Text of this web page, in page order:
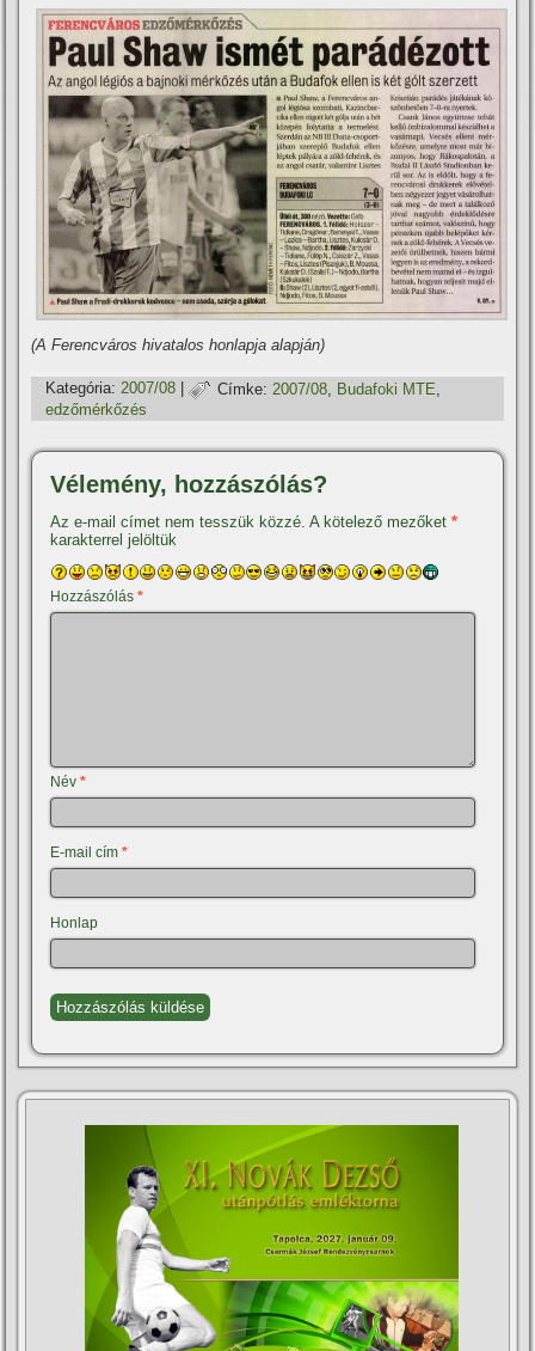
(A Ferencváros hivatalos honlapja alapján)
Kategória: 2007/08 | Címke: 2007/08 Budafoki MTE
edzőmérkőzés
Vélemény, hozzászólás?
Az e-mail címet nem tesszük közzé. A kötelező mezőket*
karakterrel jelöltük
Hozzászólás*
Név*
E-mail cím*
Honlap